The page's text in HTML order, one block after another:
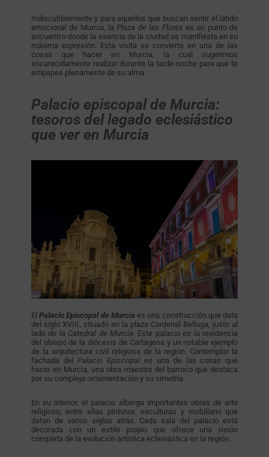
Indiscutiblemente y para aquellos que buscan sentir el latido
emocional de Murcia, laPlaza de las Flores es un punto de
encuentro donde la esencia de la ciudad se manifiesta en su
máxima expresión. Esta visita se convierte en una de las
cosas que hacer en Murcia, la cual sugerimos
encarecidamente realizar durante la tarde-noche para que te
empapes plenamente de su alma.
Palacio episcopal de Murcia:
tesoros del legado eclesiástico
que ver en Murcia
ElPalacio Episcopal de Murcia es una construcción que data
del siglo XVIII, situado en la plaza Cardenal Belluga, justo al
lado de la Catedral de Murcia . Este palacio es la residencia
del obispo de la diócesis de Cartagena y un notable ejemplo
de la arquitectura civil religiosa de la región. Contemplar la
fachada del Palacio Episcopal es una de las cosas que
hacer en Murcia, una obra maestra del barroco que destaca
por su compleja ornamentación y su simetría.
En su interior, el palacio alberga importantes obras de arte
religioso, entre ellas pinturas, esculturas y mobiliario que
datan de varios siglos atrás. Cada sala del palacio está
decorada con un estilo propio que ofrece una visión
completa de la evolución artística eclesiástica en la región.